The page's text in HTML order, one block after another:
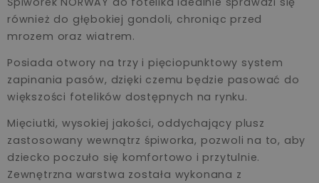
również do głębokiej gondoli, chroniąc przed
mrozem oraz wiatrem.
Posiada otwory na trzy i pięciopunktowy system
zapinania pasów, dzięki czemu będzie pasować do
większości fotelików dostępnych na rynku.
Mięciutki, wysokiej jakości, oddychający plusz
zastosowany wewnątrz śpiworka, pozwoli na to, aby
dziecko poczuło się komfortowo i przytulnie.
Zewnętrzna warstwa została wykonana z